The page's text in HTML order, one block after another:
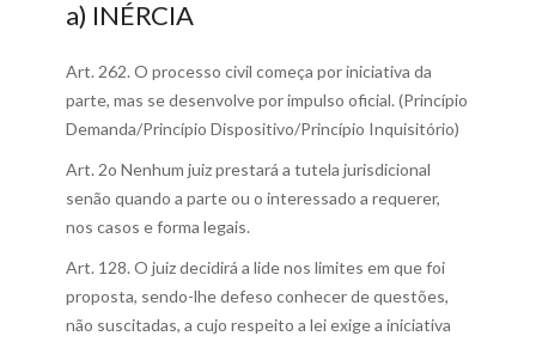
a) INÉRCIA
Art. 262. O processo civil começa por iniciativa da
parte, mas se desenvolve por impulso oficial. (Princípio
Demanda/Princípio Dispositivo/Princípio Inquisitório)
Art. 2o Nenhum juiz prestará a tutela jurisdicional
senão quando a parte ou o interessado a requerer,
nos casos e forma legais.
Art. 128. O juiz decidirá a lide nos limites em que foi
proposta, sendo-lhe defeso conhecer de questões,
não suscitadas, a cujo respeito a lei exige a iniciativa